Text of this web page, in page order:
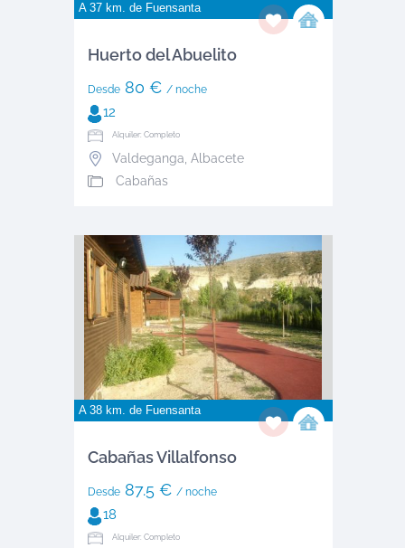
A 37 km. de Fuensanta
Huerto del Abuelito
Desde80 € / noche
12
Alquiler: Completo
Valdeganga Albacete
Cabañas
A 38 km. de Fuensanta
Cabañas Villalfonso
Desde87.5 € / noche
18
Alquiler: Completo